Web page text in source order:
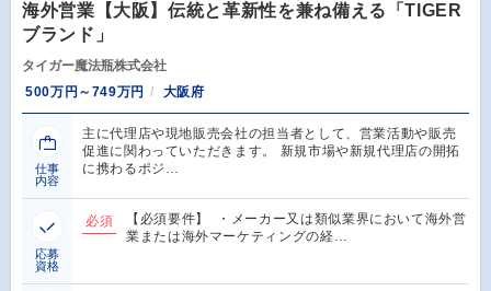
海外営業【大阪】伝統と革新性を兼ね備える「TIGER
ブランド」
タイガー魔法瓶株式会社
500万円～749万円
大阪府
仕事
内容
主に代理店や現地販売会社の担当者として、営業活動や販売
促進に関わっていただきます。 新規市場や新規代理店の開拓
に携わるポジ…
応募
資格
必須
【必須要件】 ・メーカー又は類似業界において海外営
業または海外マーケティングの経…